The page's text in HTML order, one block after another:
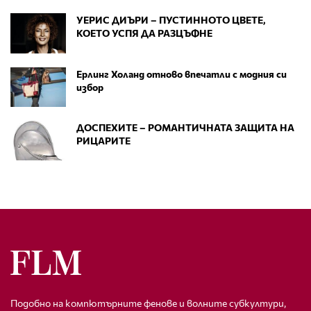
УЕРИС ДИЪРИ – ПУСТИННОТО ЦВЕТЕ,
КОЕТО УСПЯ ДА РАЗЦЪФНЕ
Ерлинг Холанд отново впечатли с модния си
избор
ДОСПЕХИТЕ – РОМАНТИЧНАТА ЗАЩИТА НА
РИЦАРИТЕ
Подобно на компютърните фенове и волните субкултури,